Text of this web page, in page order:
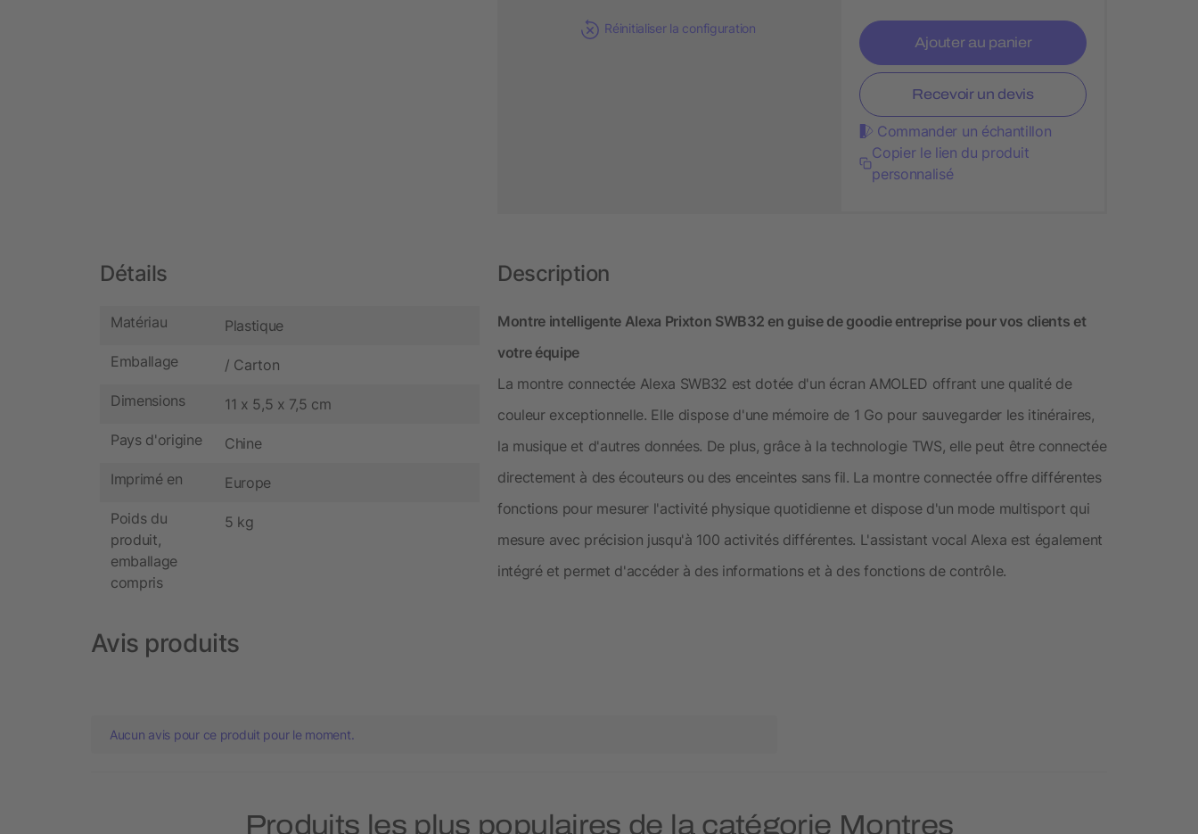
Réinitialiser la configuration
Ajouter au panier
Recevoir un devis
Commander un échantillon
Copier le lien du produit
personnalisé
Détails
Matériau Plastique
Emballage / Carton
Dimensions 11 x 5,5 x 7,5 cm
Pays d'origine Chine
Imprimé en Europe
Poids du
produit,
emballage
compris
5 kg
Description
Montre intelligente Alexa Prixton SWB32 en guise de goodie entreprise pour vos clients et
votre équipe
La montre connectée Alexa SWB32 est dotée d'un écran AMOLED offrant une qualité de
couleur exceptionnelle. Elle dispose d'une mémoire de 1 Go pour sauvegarder les itinéraires,
la musique et d'autres données. De plus, grâce à la technologie TWS, elle peut être connectée
directement à des écouteurs ou des enceintes sans fil. La montre connectée offre différentes
fonctions pour mesurer l'activité physique quotidienne et dispose d'un mode multisport qui
mesure avec précision jusqu'à 100 activités différentes. L'assistant vocal Alexa est également
intégré et permet d'accéder à des informations et à des fonctions de contrôle.
Avis produits
Aucun avis pour ce produit pour le moment.
Produits les plus populaires de la catégorie Montres